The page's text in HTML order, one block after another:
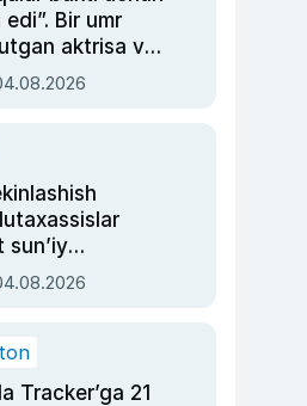
Bir umr
aktrisa va
Rimma
sun’iy
boshqara
xavotir
Tracker’ga 21